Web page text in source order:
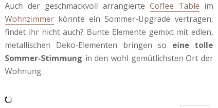
Auch der geschmackvoll arrangierte Coffee Table im
Wohnzimmer könnte ein Sommer-Upgrade vertragen,
findet ihr nicht auch? Bunte Elemente gemixt mit edlen,
metallischen Deko-Elementen bringen so eine tolle
Sommer-Stimmung in den wohl gemütlichsten Ort der
Wohnung.